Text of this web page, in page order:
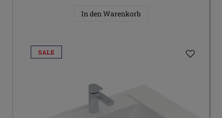
In den Warenkorb
SALE